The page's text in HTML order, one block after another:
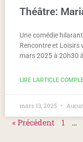
Théâtre:
Une comédie
Rencontre et Loisirs
mars 2025 à 20h30
LIRE L'ARTICLE
mars 13, 2025
« Précédent 1 …